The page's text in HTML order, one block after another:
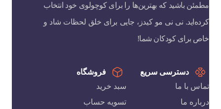
مطمئن باشید که بهترین‌ها را برای کوچولوی خود انتخاب
کرده‌اید. نی نی مو کیدز، جایی برای خلق لحظات شاد و
خاص برای کودکان شما!
دسترسی سریع
تماس با ما
درباره ما
فروشگاه
سبد خرید
تسویه حساب